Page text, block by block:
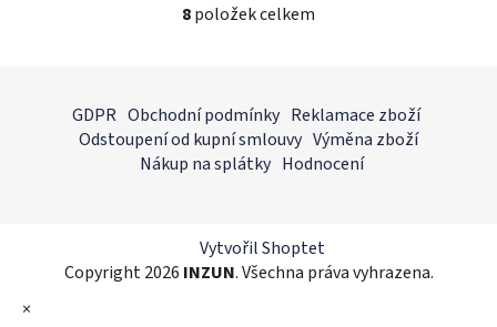
O
d
a
c
r
v
8položek celkem
GDPR Obchodní podmínky Reklamace zboží
Odstoupení od kupní smlouvy Výměna zboží
Nákup na splátky Hodnocení
Vytvořil Shoptet
Copyright 2026 INZUN. Všechna práva vyhrazena.
×